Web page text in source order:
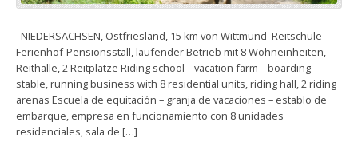
NIEDERSACHSEN, Ostfriesland, 15 km von Wittmund Reitschule-
Ferienhof-Pensionsstall, laufender Betrieb mit 8 Wohneinheiten,
Reithalle, 2 Reitplätze Riding school – vacation farm – boarding
stable, running business with 8 residential units, riding hall, 2 riding
arenas Escuela de equitación – granja de vacaciones – establo de
embarque, empresa en funcionamiento con 8 unidades
residenciales, sala de […]